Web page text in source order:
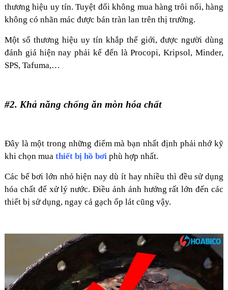
thương hiệu uy tín. Tuyệt đối không mua hàng trôi nổi, hàng
không có nhãn mác được bán tràn lan trên thị trường.
Một số thương hiệu uy tín khắp thế giới, được người dùng
đánh giá hiện nay phải kể đến là Procopi, Kripsol, Minder,
SPS, Tafuma,…
#2. Khả năng chống ăn mòn hóa chất
Đây là một trong những điểm mà bạn nhất định phải nhớ kỹ
khi chọn mua thiết bị hồ bơiphù hợp nhất.
Các bể bơi lớn nhỏ hiện nay dù ít hay nhiều thì đều sử dụng
hóa chất để xử lý nước. Điều ảnh ảnh hưởng rất lớn đến các
thiết bị sử dụng, ngay cả gạch ốp lát cũng vậy.